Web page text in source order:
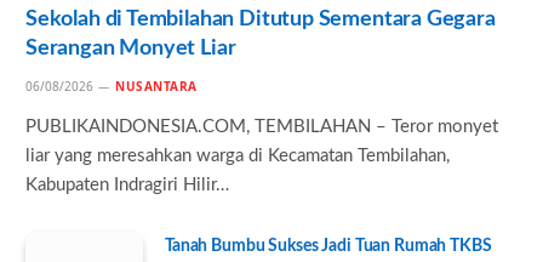
Sekolah di Tembilahan Ditutup Sementara Gegara
Serangan Monyet Liar
06/08/2026 NUSANTARA
PUBLIKAINDONESIA.COM, TEMBILAHAN – Teror monyet
liar yang meresahkan warga di Kecamatan Tembilahan,
Kabupaten Indragiri Hilir…
Tanah Bumbu Sukses Jadi Tuan Rumah TKBS